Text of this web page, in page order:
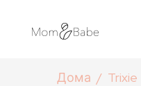
Дома Trixie